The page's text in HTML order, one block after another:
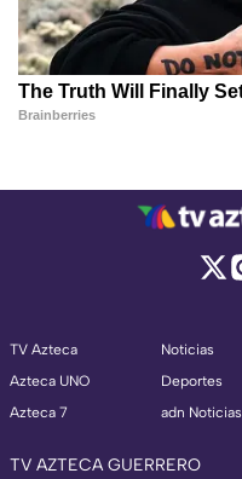
TV Azteca
Azteca UNO
Azteca 7
Noticias
Deportes
adn Noticias
TV AZTECA GUERRERO